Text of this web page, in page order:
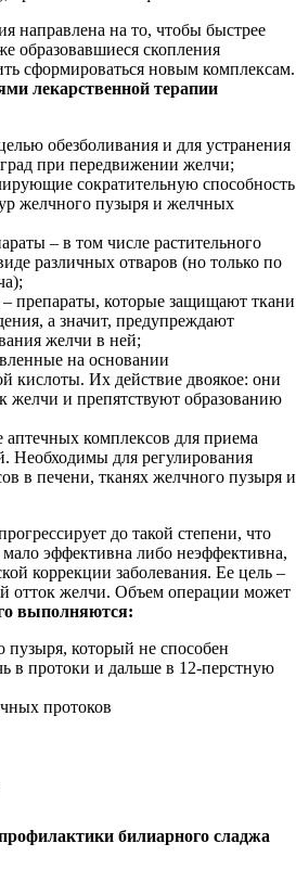
направлена на то, чтобы быстрее
образовавшиеся скопления
сформироваться новым комплексам.
лекарственной терапии
обезболивания и для устранения
при передвижении желчи;
сократительную способность
желчного пузыря и желчных
– в том числе растительного
различных отваров (но только по
– препараты, которые защищают ткани
а значит, предупреждают
желчи в ней;
на основании
кислоты. Их действие двоякое: они
желчи и препятствуют образованию
комплексов для приема
Необходимы для регулирования
в печени, тканях желчного пузыря и
до такой степени, что
мало эффективна либо неэффективна,
коррекции заболевания. Ее цель –
отток желчи. Объем операции может
выполняются:
пузыря, который не способен
в протоки и дальше в 12-перстную
протоков
билиарного сладжа